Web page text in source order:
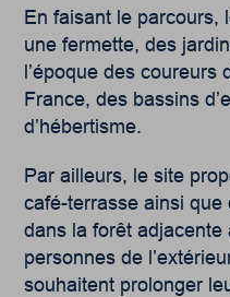
En faisant le parcours,
une fermette, des
l’époque des coureurs
France, des bassins
d’hébertisme.
Par ailleurs, le site
café-terrasse ainsi
dans la forêt
personnes de
souhaitent prolonger